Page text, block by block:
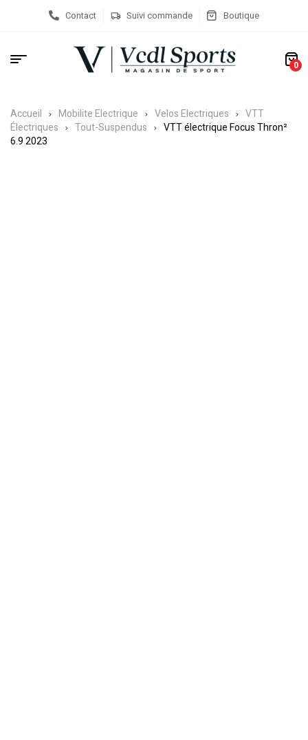
Contact Suivi commande Boutique
0
Accueil Mobilite Electrique Velos Electriques
VTT
Électriques
Tout-Suspendus
VTT électrique Focus Thron²
6.9 2023